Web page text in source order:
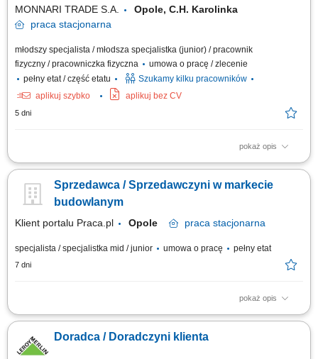
MONNARI TRADE S.A.
Opole, C.H. Karolinka
praca stacjonarna
młodszy specjalista / młodsza specjalistka (junior) / pracownik
fizyczny / pracowniczka fizyczna
umowa o pracę / zlecenie
pełny etat / część etatu
Szukamy kilku pracowników
aplikuj szybko
aplikuj bez CV
5 dni
pokaż opis
Salon Monnari Praca od zaraz Praca dla osób z doświadczeniem i bez
Sprzedawca / Sprzedawczyni w markecie
budowlanym
Klient portalu Praca.pl Opole praca stacjonarna
specjalista / specjalistka mid / junior umowa o pracę pełny etat
7 dni
pokaż opis
Codzienny kontakt z klientami i wsparcie ich w podejmowaniu decyzji
proponowanie najlepszych rozwiązań. Obsługa zamówień i
koordynowanie ich realizacji. Uzupełnianie produktów na półkach oraz
Doradca / Doradczyni klienta